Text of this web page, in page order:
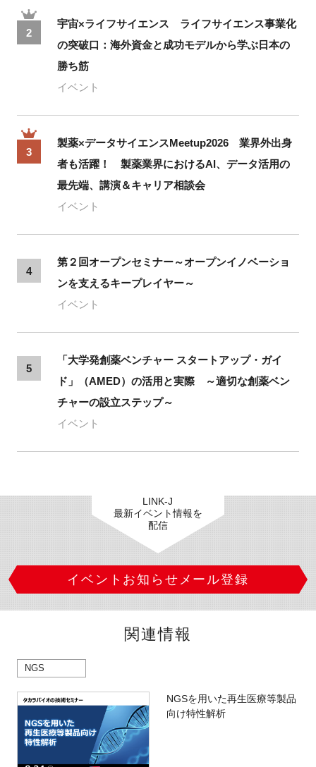
2
宇宙×ライフサイエンス ライフサイエンス事業化
の突破口：海外資金と成功モデルから学ぶ日本の
勝ち筋
イベント
3
製薬×データサイエンスMeetup2026 業界外出身
者も活躍！ 製薬業界におけるAI、データ活用の
最先端、講演＆キャリア相談会
イベント
4
第２回オープンセミナー～オープンイノベーショ
ンを支えるキープレイヤー～
イベント
5
「大学発創薬ベンチャー スタートアップ・ガイ
ド」（AMED）の活用と実際 ～適切な創薬ベン
チャーの設立ステップ～
イベント
LINK-J
最新イベント情報を
配信
イベントお知らせメール登録
関連情報
NGS
NGSを用いた再生医療等製品
向け特性解析